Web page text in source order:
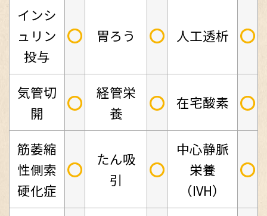
インシ
ュリン
投与
○ 胃ろう ○ 人工透析 ○
気管切
開
○
経管栄
養
○ 在宅酸素 ○
筋萎縮
性側索
硬化症
○
たん吸
引
○
中心静脈
栄養
（IVH）
○